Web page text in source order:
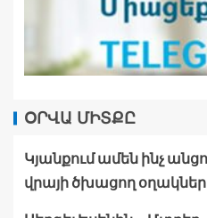
ՕՐՎԱ ՄԻՏՔԸ
Կյանքում ամեն ինչ
վրայի ծխացող